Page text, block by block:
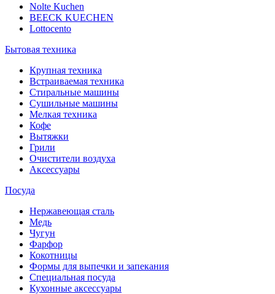
Nolte Kuchen
BEECK KUECHEN
Lottocento
Бытовая техника
Крупная техника
Встраиваемая техника
Стиральные машины
Сушильные машины
Мелкая техника
Кофе
Вытяжки
Грили
Очистители воздуха
Аксессуары
Посуда
Нержавеющая сталь
Медь
Чугун
Фарфор
Кокотницы
Формы для выпечки и запекания
Специальная посуда
Кухонные аксессуары